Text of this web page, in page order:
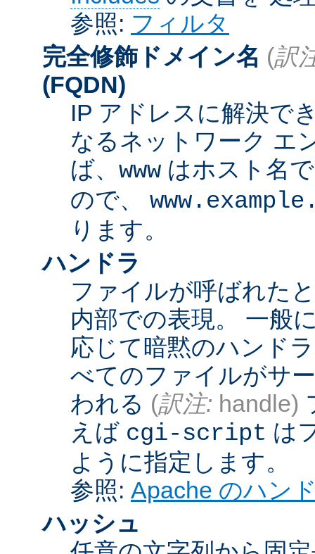
参照: フィルタ
完全修飾ドメイン名 (訳
(FQDN)
IP アドレスに解決で
なるネットワーク エ
ば、 www はホスト名
ので、
ります。
ハンドラ
ファイルが呼ばれた
内部での表現。 一般
応じて暗黙のハンド
べてのファイルがサ
われる (訳注: handle)
えば cgi-script は
ように指定します。
参照: Apache のハン
ハッシュ